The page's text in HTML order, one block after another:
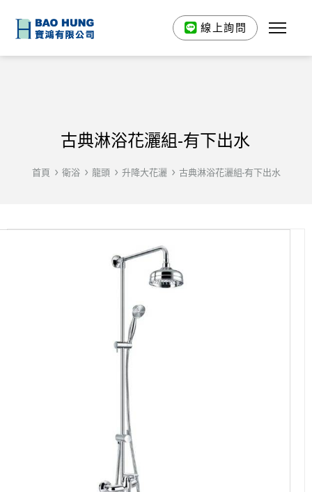
線上詢問
古典淋浴花灑組-有下出水
首頁 衛浴 龍頭 升降大花灑 古典淋浴花灑組-有下出水